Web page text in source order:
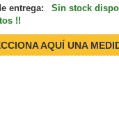
entrega:
Sin stock
!!
AQUÍ UNA